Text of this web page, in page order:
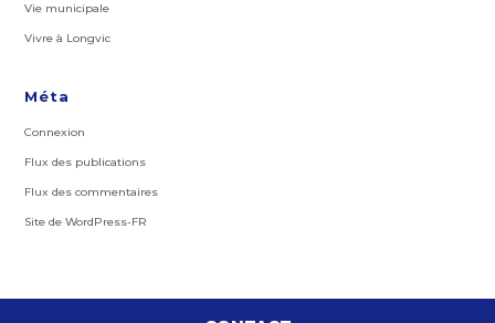
Vie municipale
Vivre à Longvic
Méta
Connexion
Flux des publications
Flux des commentaires
Site de WordPress-FR